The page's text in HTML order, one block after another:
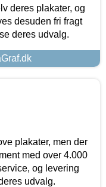
deres plakater, og
desuden fri fragt
deres udvalg.
plakater, men der
med over 4.000
og levering
udvalg.